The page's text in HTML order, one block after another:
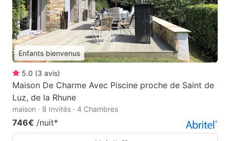
Enfants bienvenus
5.0 (3 avis)
Maison De Charme Avec Piscine proche de Saint de
Luz, de la Rhune
maison · 8 Invités · 4 Chambres
746€ /nuit*